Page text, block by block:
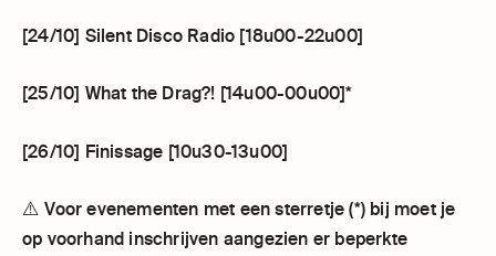
[24/10] Silent Disco Radio [18u00-22u00]
[25/10] What the Drag?! [14u00-00u00]*
[26/10] Finissage [10u30-13u00]
⚠️ Voor evenementen met een sterretje (*) bij moet je
op voorhand inschrijven aangezien er beperkte